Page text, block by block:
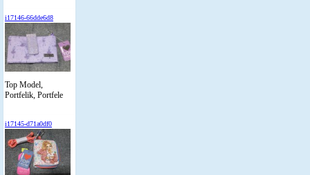
i17146-66dde6d8
Top Model,
Portfelik, Portfele
i17145-d71a0df0